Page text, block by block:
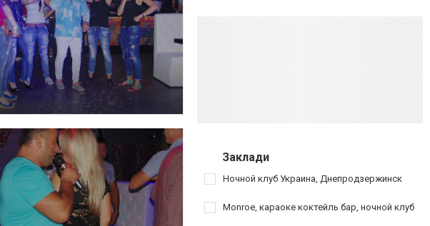
Заклади
Ночной клуб Украина, Днепродзержинск
Monroe, караоке коктейль бар, ночной клуб